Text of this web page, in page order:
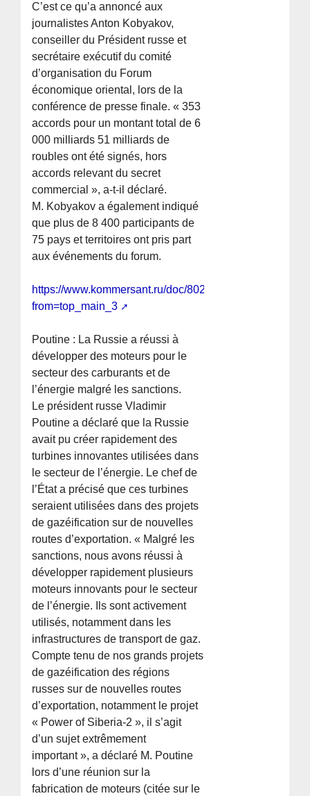
C’est ce qu’a annoncé aux
journalistes Anton Kobyakov,
conseiller du Président russe et
secrétaire exécutif du comité
d’organisation du Forum
économique oriental, lors de la
conférence de presse finale. « 353
accords pour un montant total de 6
000 milliards 51 milliards de
roubles ont été signés, hors
accords relevant du secret
commercial », a-t-il déclaré.
M. Kobyakov a également indiqué
que plus de 8 400 participants de
75 pays et territoires ont pris part
aux événements du forum.
https://www.kommersant.ru/doc/8022019?
from=top_main_3
Poutine : La Russie a réussi à
développer des moteurs pour le
secteur des carburants et de
l’énergie malgré les sanctions.
Le président russe Vladimir
Poutine a déclaré que la Russie
avait pu créer rapidement des
turbines innovantes utilisées dans
le secteur de l’énergie. Le chef de
l’État a précisé que ces turbines
seraient utilisées dans des projets
de gazéification sur de nouvelles
routes d’exportation. « Malgré les
sanctions, nous avons réussi à
développer rapidement plusieurs
moteurs innovants pour le secteur
de l’énergie. Ils sont activement
utilisés, notamment dans les
infrastructures de transport de gaz.
Compte tenu de nos grands projets
de gazéification des régions
russes sur de nouvelles routes
d’exportation, notamment le projet
« Power of Siberia-2 », il s’agit
d’un sujet extrêmement
important », a déclaré M. Poutine
lors d’une réunion sur la
fabrication de moteurs (citée sur le